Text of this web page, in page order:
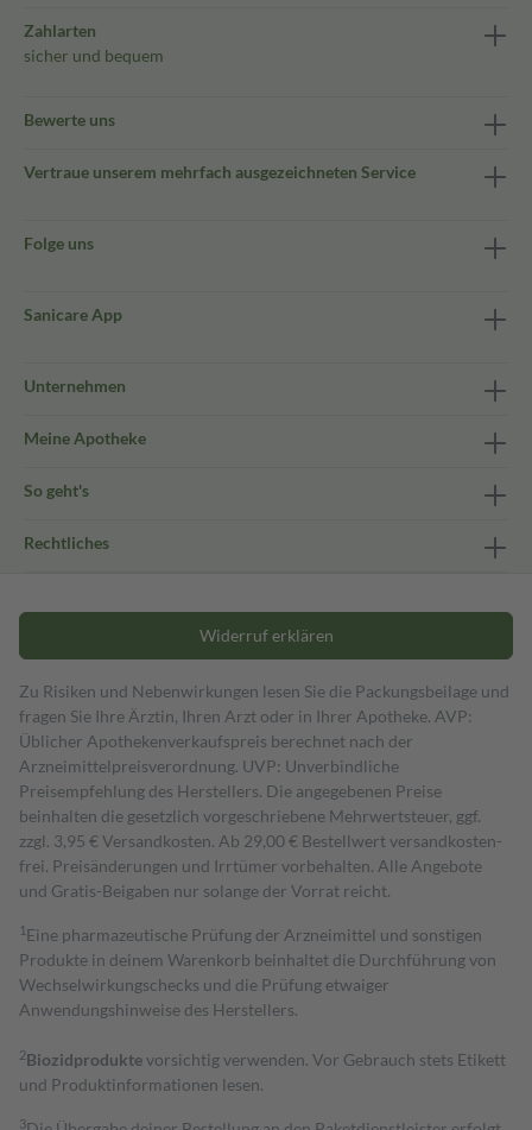
Zahlarten
sicher und bequem
Bewerte uns
Vertraue unserem mehrfach ausgezeichneten Service
Folge uns
Sanicare App
Unternehmen
Meine Apotheke
So geht's
Rechtliches
Widerruf erklären
Zu Risiken und Nebenwirkungen lesen Sie die Packungsbeilage und
fragen Sie Ihre Ärztin, Ihren Arzt oder in Ihrer Apotheke. AVP:
Üblicher Apothekenverkaufspreis berechnet nach der
Arzneimittelpreisverordnung. UVP: Unverbindliche
Preisempfehlung des Herstellers. Die angegebenen Preise
beinhalten die gesetzlich vorgeschriebene Mehrwertsteuer, ggf.
zzgl. 3,95 € Versandkosten. Ab 29,00 € Bestell­wert versand­kosten­
frei. Preisänderungen und Irrtümer vorbehalten. Alle Angebote
und Gratis-Beigaben nur solange der Vorrat reicht.
1 Eine pharmazeutische Prüfung der Arzneimittel und sonstigen
Produkte in deinem Warenkorb beinhaltet die Durchführung von
Wechselwirkungschecks und die Prüfung etwaiger
Anwendungshinweise des Herstellers.
2Biozidproduktevorsichtig verwenden. Vor Gebrauch stets Etikett
und Produktinformationen lesen.
3